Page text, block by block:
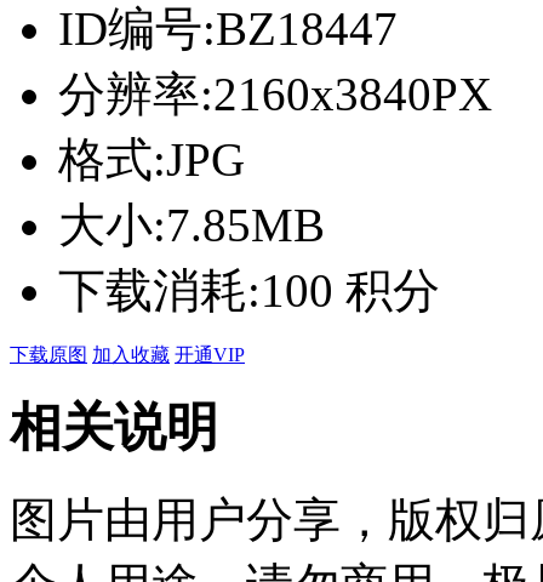
ID编号:BZ18447
分辨率:2160x3840PX
格式:JPG
大小:7.85MB
下载消耗:100 积分
下载原图 加入收藏 开通VIP
相关说明
图片由用户分享，版权